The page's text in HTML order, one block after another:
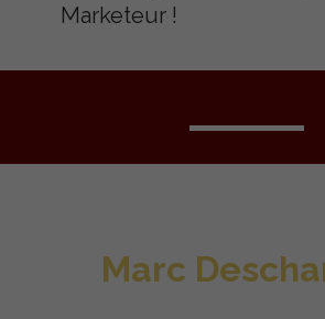
Marketeur !
Marc